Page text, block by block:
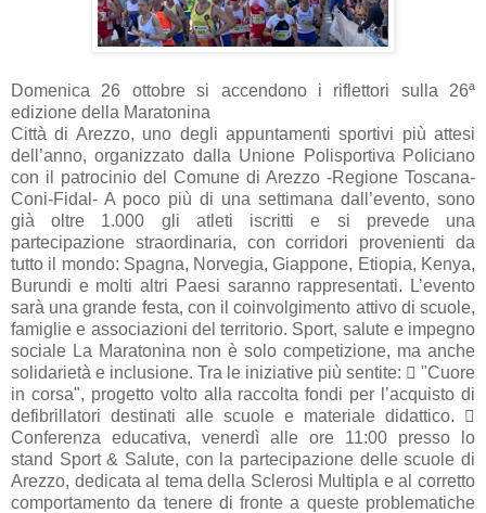
Domenica 26 ottobre si accendono i riflettori sulla 26ª
edizione della Maratonina
Città di Arezzo, uno degli appuntamenti sportivi più attesi
dell’anno, organizzato dalla Unione Polisportiva Policiano
con il patrocinio del Comune di Arezzo -Regione Toscana-
Coni-Fidal- A poco più di una settimana dall’evento, sono
già oltre 1.000 gli atleti iscritti e si prevede una
partecipazione straordinaria, con corridori provenienti da
tutto il mondo: Spagna, Norvegia, Giappone, Etiopia, Kenya,
Burundi e molti altri Paesi saranno rappresentati. L’evento
sarà una grande festa, con il coinvolgimento attivo di scuole,
famiglie e associazioni del territorio. Sport, salute e impegno
sociale La Maratonina non è solo competizione, ma anche
solidarietà e inclusione. Tra le iniziative più sentite:  "Cuore
in corsa", progetto volto alla raccolta fondi per l’acquisto di
defibrillatori destinati alle scuole e materiale didattico. 
Conferenza educativa, venerdì alle ore 11:00 presso lo
stand Sport & Salute, con la partecipazione delle scuole di
Arezzo, dedicata al tema della Sclerosi Multipla e al corretto
comportamento da tenere di fronte a queste problematiche